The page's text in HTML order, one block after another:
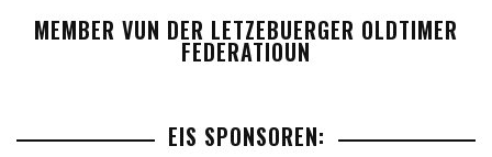
MEMBER VUN DER LETZEBUERGER OLDTIMER
FEDERATIOUN
EIS SPONSOREN: